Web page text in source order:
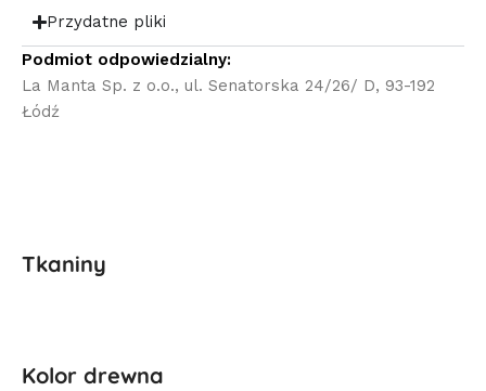
Przydatne pliki
Podmiot odpowiedzialny:
La Manta Sp. z o.o., ul. Senatorska 24/26/ D, 93-192
Łódź
Tkaniny
Kolor drewna